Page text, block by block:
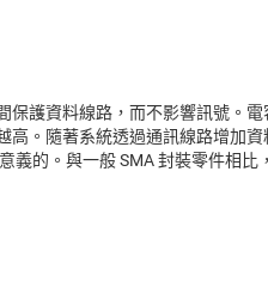
保護資料線路，而不影響訊號。
高。隨著系統透過通訊線路增加
義的。與一般 SMA 封裝零件相比